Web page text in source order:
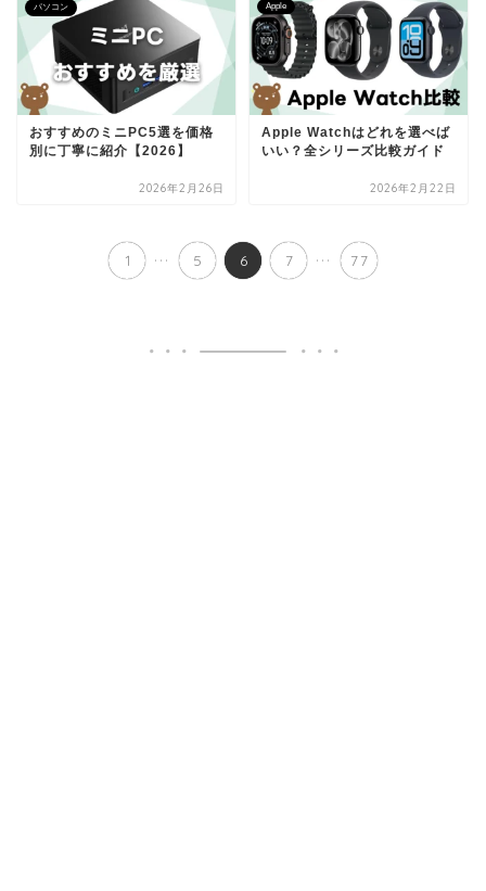
パソコン
おすすめのミニPC5選を価格
別に丁寧に紹介【2026】
2026年2月26日
Apple
Apple Watchはどれを選べば
いい？全シリーズ比較ガイド
2026年2月22日
1 ... 5 6 7 ... 77